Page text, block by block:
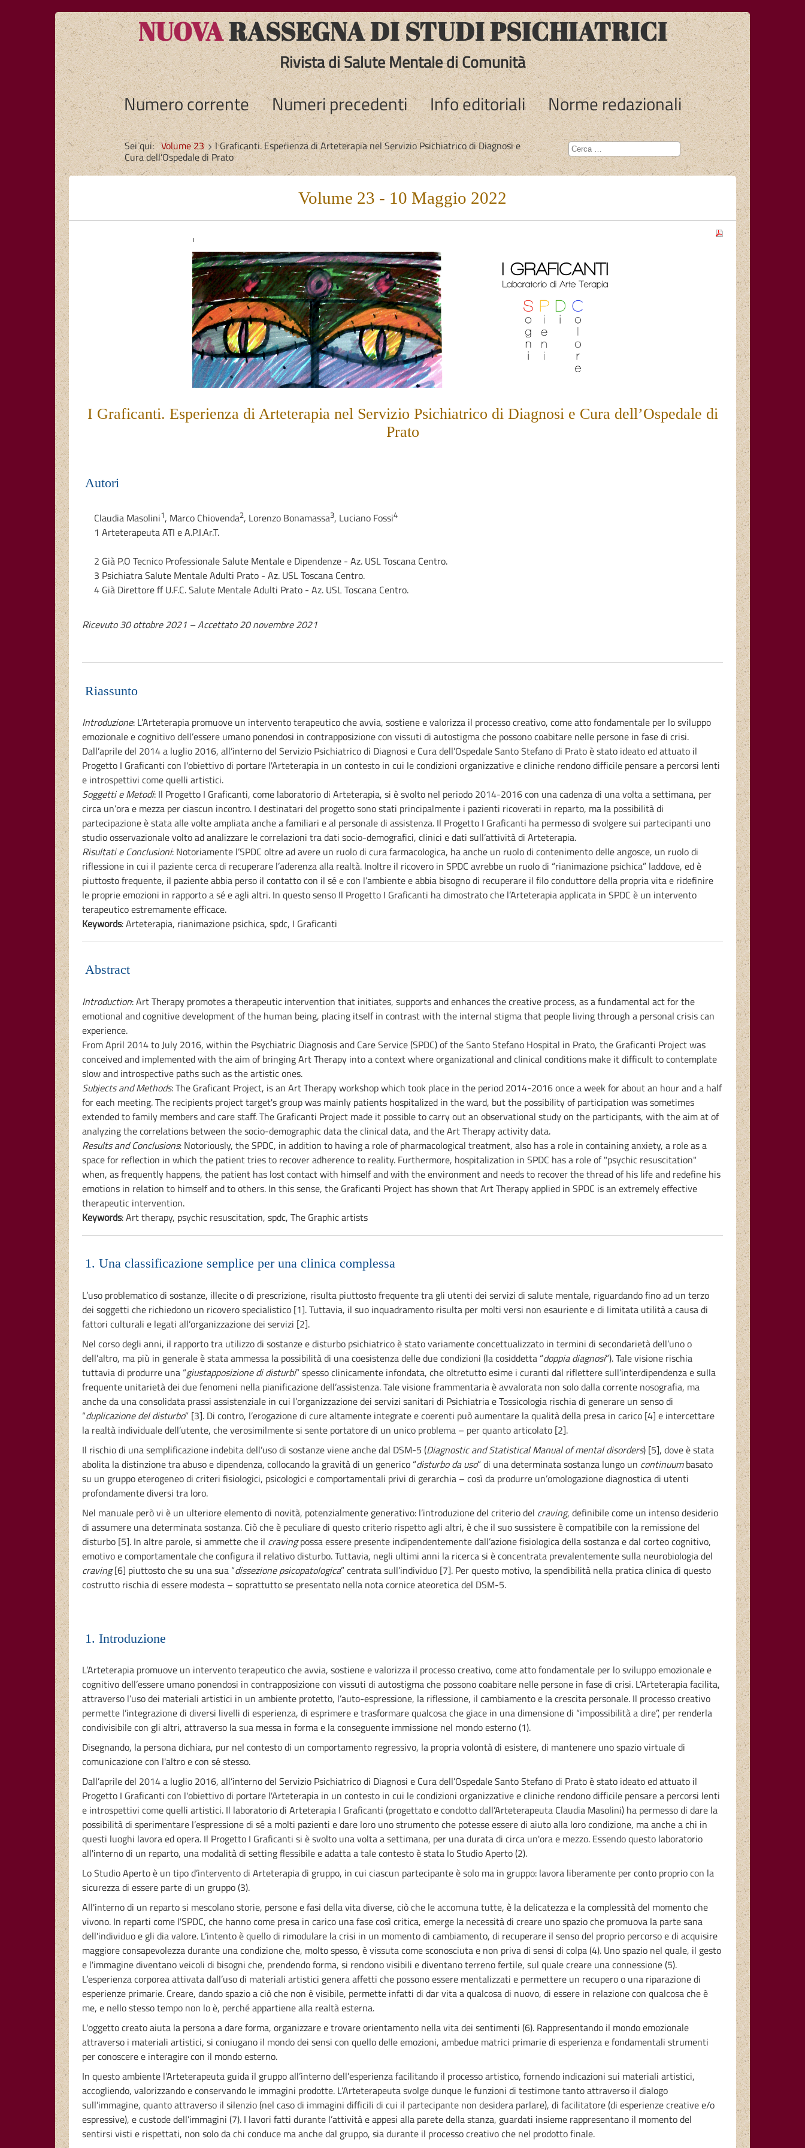
NUOVARASSEGNA DI STUDI PSICHIATRICI
Rivista di Salute Mentale di Comunità
Numero corrente Numeri precedenti Info editoriali Norme redazionali
Sei qui:Volume 23 I Graficanti. Esperienza di Arteterapia nel Servizio Psichiatrico di Diagnosi e
Cura dell’Ospedale di Prato
Volume 23 - 10 Maggio 2022
I Graficanti. Esperienza di Arteterapia nel Servizio Psichiatrico di Diagnosi e Cura dell’Ospedale di
Prato
Autori
Claudia Masolini1, Marco Chiovenda2, Lorenzo Bonamassa3, Luciano Fossi4
1 Arteterapeuta ATI e A.P.I.Ar.T.
2 Già P.O Tecnico Professionale Salute Mentale e Dipendenze - Az. USL Toscana Centro.
3 Psichiatra Salute Mentale Adulti Prato - Az. USL Toscana Centro.
4 Già Direttore ff U.F.C. Salute Mentale Adulti Prato - Az. USL Toscana Centro.
Ricevuto 30 ottobre 2021 – Accettato 20 novembre 2021
Riassunto
Introduzione: L’Arteterapia promuove un intervento terapeutico che avvia, sostiene e valorizza il processo creativo, come atto fondamentale per lo sviluppo
emozionale e cognitivo dell’essere umano ponendosi in contrapposizione con vissuti di autostigma che possono coabitare nelle persone in fase di crisi.
Dall’aprile del 2014 a luglio 2016, all’interno del Servizio Psichiatrico di Diagnosi e Cura dell’Ospedale Santo Stefano di Prato è stato ideato ed attuato il
Progetto I Graficanti con l'obiettivo di portare l'Arteterapia in un contesto in cui le condizioni organizzative e cliniche rendono difficile pensare a percorsi lenti
e introspettivi come quelli artistici.
Soggetti e Metodi: Il Progetto I Graficanti, come laboratorio di Arteterapia, si è svolto nel periodo 2014-2016 con una cadenza di una volta a settimana, per
circa un’ora e mezza per ciascun incontro. I destinatari del progetto sono stati principalmente i pazienti ricoverati in reparto, ma la possibilità di
partecipazione è stata alle volte ampliata anche a familiari e al personale di assistenza. Il Progetto I Graficanti ha permesso di svolgere sui partecipanti uno
studio osservazionale volto ad analizzare le correlazioni tra dati socio-demografici, clinici e dati sull’attività di Arteterapia.
Risultati e Conclusioni: Notoriamente l’SPDC oltre ad avere un ruolo di cura farmacologica, ha anche un ruolo di contenimento delle angosce, un ruolo di
riflessione in cui il paziente cerca di recuperare l’aderenza alla realtà. Inoltre il ricovero in SPDC avrebbe un ruolo di “rianimazione psichica” laddove, ed è
piuttosto frequente, il paziente abbia perso il contatto con il sé e con l’ambiente e abbia bisogno di recuperare il filo conduttore della propria vita e ridefinire
le proprie emozioni in rapporto a sé e agli altri. In questo senso Il Progetto I Graficanti ha dimostrato che l’Arteterapia applicata in SPDC è un intervento
terapeutico estremamente efficace.
Keywords: Arteterapia, rianimazione psichica, spdc, I Graficanti
Abstract
Introduction: Art Therapy promotes a therapeutic intervention that initiates, supports and enhances the creative process, as a fundamental act for the
emotional and cognitive development of the human being, placing itself in contrast with the internal stigma that people living through a personal crisis can
experience.
From April 2014 to July 2016, within the Psychiatric Diagnosis and Care Service (SPDC) of the Santo Stefano Hospital in Prato, the Graficanti Project was
conceived and implemented with the aim of bringing Art Therapy into a context where organizational and clinical conditions make it difficult to contemplate
slow and introspective paths such as the artistic ones.
Subjects and Methods: The Graficant Project, is an Art Therapy workshop which took place in the period 2014-2016 once a week for about an hour and a half
for each meeting. The recipients project target's group was mainly patients hospitalized in the ward, but the possibility of participation was sometimes
extended to family members and care staff. The Graficanti Project made it possible to carry out an observational study on the participants, with the aim at of
analyzing the correlations between the socio-demographic data the clinical data, and the Art Therapy activity data.
Results and Conclusions: Notoriously, the SPDC, in addition to having a role of pharmacological treatment, also has a role in containing anxiety, a role as a
space for reflection in which the patient tries to recover adherence to reality. Furthermore, hospitalization in SPDC has a role of "psychic resuscitation"
when, as frequently happens, the patient has lost contact with himself and with the environment and needs to recover the thread of his life and redefine his
emotions in relation to himself and to others. In this sense, the Graficanti Project has shown that Art Therapy applied in SPDC is an extremely effective
therapeutic intervention.
Keywords: Art therapy, psychic resuscitation, spdc, The Graphic artists
1. Una classificazione semplice per una clinica complessa
L’uso problematico di sostanze, illecite o di prescrizione, risulta piuttosto frequente tra gli utenti dei servizi di salute mentale, riguardando fino ad un terzo
dei soggetti che richiedono un ricovero specialistico [1]. Tuttavia, il suo inquadramento risulta per molti versi non esauriente e di limitata utilità a causa di
fattori culturali e legati all’organizzazione dei servizi [2].
Nel corso degli anni, il rapporto tra utilizzo di sostanze e disturbo psichiatrico è stato variamente concettualizzato in termini di secondarietà dell’uno o
dell’altro, ma più in generale è stata ammessa la possibilità di una coesistenza delle due condizioni (la cosiddetta “doppia diagnosi”). Tale visione rischia
tuttavia di produrre una “giustapposizione di disturbi” spesso clinicamente infondata, che oltretutto esime i curanti dal riflettere sull’interdipendenza e sulla
frequente unitarietà dei due fenomeni nella pianificazione dell’assistenza. Tale visione frammentaria è avvalorata non solo dalla corrente nosografia, ma
anche da una consolidata prassi assistenziale in cui l’organizzazione dei servizi sanitari di Psichiatria e Tossicologia rischia di generare un senso di
“duplicazione del disturbo” [3]. Di contro, l’erogazione di cure altamente integrate e coerenti può aumentare la qualità della presa in carico [4] e intercettare
la realtà individuale dell’utente, che verosimilmente si sente portatore di un unico problema – per quanto articolato [2].
Il rischio di una semplificazione indebita dell’uso di sostanze viene anche dal DSM-5 (Diagnostic and Statistical Manual of mental disorders) [5], dove è stata
abolita la distinzione tra abuso e dipendenza, collocando la gravità di un generico “disturbo da uso” di una determinata sostanza lungo un continuumbasato
su un gruppo eterogeneo di criteri fisiologici, psicologici e comportamentali privi di gerarchia – così da produrre un’omologazione diagnostica di utenti
profondamente diversi tra loro.
Nel manuale però vi è un ulteriore elemento di novità, potenzialmente generativo: l’introduzione del criterio del craving, definibile come un intenso desiderio
di assumere una determinata sostanza. Ciò che è peculiare di questo criterio rispetto agli altri, è che il suo sussistere è compatibile con la remissione del
disturbo [5]. In altre parole, si ammette che il cravingpossa essere presente indipendentemente dall’azione fisiologica della sostanza e dal corteo cognitivo,
emotivo e comportamentale che configura il relativo disturbo. Tuttavia, negli ultimi anni la ricerca si è concentrata prevalentemente sulla neurobiologia del
craving[6] piuttosto che su una sua “dissezione psicopatologica” centrata sull’individuo [7]. Per questo motivo, la spendibilità nella pratica clinica di questo
costrutto rischia di essere modesta – soprattutto se presentato nella nota cornice ateoretica del DSM-5.
1. Introduzione
L’Arteterapia promuove un intervento terapeutico che avvia, sostiene e valorizza il processo creativo, come atto fondamentale per lo sviluppo emozionale e
cognitivo dell’essere umano ponendosi in contrapposizione con vissuti di autostigma che possono coabitare nelle persone in fase di crisi. L’Arteterapia facilita,
attraverso l’uso dei materiali artistici in un ambiente protetto, l’auto-espressione, la riflessione, il cambiamento e la crescita personale. Il processo creativo
permette l’integrazione di diversi livelli di esperienza, di esprimere e trasformare qualcosa che giace in una dimensione di “impossibilità a dire”, per renderla
condivisibile con gli altri, attraverso la sua messa in forma e la conseguente immissione nel mondo esterno (1).
Disegnando, la persona dichiara, pur nel contesto di un comportamento regressivo, la propria volontà di esistere, di mantenere uno spazio virtuale di
comunicazione con l'altro e con sé stesso.
Dall’aprile del 2014 a luglio 2016, all’interno del Servizio Psichiatrico di Diagnosi e Cura dell’Ospedale Santo Stefano di Prato è stato ideato ed attuato il
Progetto I Graficanti con l'obiettivo di portare l'Arteterapia in un contesto in cui le condizioni organizzative e cliniche rendono difficile pensare a percorsi lenti
e introspettivi come quelli artistici. Il laboratorio di Arteterapia I Graficanti (progettato e condotto dall’Arteterapeuta Claudia Masolini) ha permesso di dare la
possibilità di sperimentare l’espressione di sé a molti pazienti e dare loro uno strumento che potesse essere di aiuto alla loro condizione, ma anche a chi in
questi luoghi lavora ed opera. Il Progetto I Graficanti si è svolto una volta a settimana, per una durata di circa un'ora e mezzo. Essendo questo laboratorio
all'interno di un reparto, una modalità di setting flessibile e adatta a tale contesto è stata lo Studio Aperto (2).
Lo Studio Aperto è un tipo d’intervento di Arteterapia di gruppo, in cui ciascun partecipante è solo ma in gruppo: lavora liberamente per conto proprio con la
sicurezza di essere parte di un gruppo (3).
All'interno di un reparto si mescolano storie, persone e fasi della vita diverse, ciò che le accomuna tutte, è la delicatezza e la complessità del momento che
vivono. In reparti come l'SPDC, che hanno come presa in carico una fase così critica, emerge la necessità di creare uno spazio che promuova la parte sana
dell'individuo e gli dia valore. L’intento è quello di rimodulare la crisi in un momento di cambiamento, di recuperare il senso del proprio percorso e di acquisire
maggiore consapevolezza durante una condizione che, molto spesso, è vissuta come sconosciuta e non priva di sensi di colpa (4). Uno spazio nel quale, il gesto
e l'immagine diventano veicoli di bisogni che, prendendo forma, si rendono visibili e diventano terreno fertile, sul quale creare una connessione (5).
L’esperienza corporea attivata dall’uso di materiali artistici genera affetti che possono essere mentalizzati e permettere un recupero o una riparazione di
esperienze primarie. Creare, dando spazio a ciò che non è visibile, permette infatti di dar vita a qualcosa di nuovo, di essere in relazione con qualcosa che è
me, e nello stesso tempo non lo è, perché appartiene alla realtà esterna.
L'oggetto creato aiuta la persona a dare forma, organizzare e trovare orientamento nella vita dei sentimenti (6). Rappresentando il mondo emozionale
attraverso i materiali artistici, si coniugano il mondo dei sensi con quello delle emozioni, ambedue matrici primarie di esperienza e fondamentali strumenti
per conoscere e interagire con il mondo esterno.
In questo ambiente l’Arteterapeuta guida il gruppo all’interno dell’esperienza facilitando il processo artistico, fornendo indicazioni sui materiali artistici,
accogliendo, valorizzando e conservando le immagini prodotte. L’Arteterapeuta svolge dunque le funzioni di testimone tanto attraverso il dialogo
sull’immagine, quanto attraverso il silenzio (nel caso di immagini difficili di cui il partecipante non desidera parlare), di facilitatore (di esperienze creative e/o
espressive), e custode dell’immagini (7). I lavori fatti durante l’attività e appesi alla parete della stanza, guardati insieme rappresentano il momento del
sentirsi visti e rispettati, non solo da chi conduce ma anche dal gruppo, sia durante il processo creativo che nel prodotto finale.